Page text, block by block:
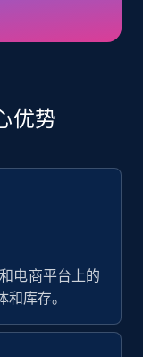
立即开始
by using
count, and
立即开始
优势
电商平台上的
库存。